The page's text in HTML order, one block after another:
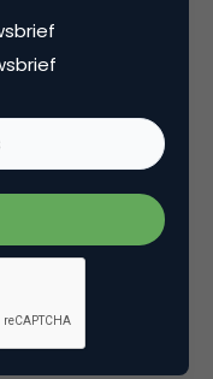
ook de inbox
zoveel te
De beste manier
te hebben, is
dat de
regelmatig
op dit punt een
kleiner zijn en
In de VS
waarvan